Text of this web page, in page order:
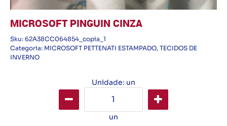
MICROSOFT PINGUIN CINZA
Sku: 62A38CC064854_copia_1
Categoria: MICROSOFT PETTENATI ESTAMPADO, TECIDOS DE
INVERNO
Unidade: un
un